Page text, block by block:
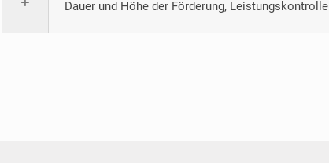
Dauer und Höhe der Förderung, Leistungskontrolle